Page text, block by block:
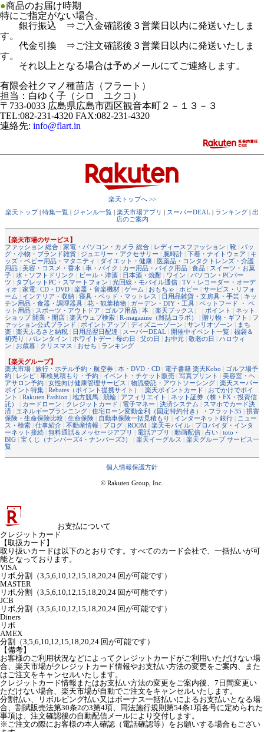
●商品のお届け時期
特にご指定がない場合、
銀行振込 ⇒ご入金確認後３営業日以内に発送いたしま
す。
代金引換 ⇒ご注文確認後３営業日以内に発送いたしま
す。
それ以上となる場合は予めメールにてご連絡します。
有限会社クマノ種苗店（フラート）
担当：白ゆく子（シロ ユクコ）
〒733-0033 広島県広島市西区観音本町２－１３－３
TEL:082-231-4320 FAX:082-231-4320
連絡先: info@flart.in
楽天トップへ >>
楽天トップ| 特集一覧 | ジャンル一覧 | 楽天市場アプリ | スーパーDEAL | ランキング | 出
店のご案内
【楽天市場のサービス】
ファッション 総合 | 家電・パソコン・カメラ 総合 | レディースファッション | 靴 | バッ
グ・小物・ブランド雑貨 | ジュエリー・アクセサリー | 腕時計 | 下着・ナイトウェア | キ
ッズ・ベビー用品・マタニティ | ダイエット・健康 | 医薬品・コンタクトレンズ・介護
用品 | 美容・コスメ・香水 | 車・バイク | カー用品・バイク用品 | 食品 | スイーツ・お菓
子 | 水・ソフトドリンク | ビール・洋酒 | 日本酒・焼酎 | ワイン | パソコン・PCパー
ツ | タブレットPC・スマートフォン | 光回線・モバイル通信 | TV・レコーダー・オーデ
ィオ | 家電 | CD・DVD | 楽器・音楽機材 | ゲーム | おもちゃ | ホビー | サービス・リフォ
ーム | インテリア・収納 | 寝具・ベッド・マットレス | 日用品雑貨・文房具・手芸 | キッ
チン用品・食器・調理器具 | 花・観葉植物 | ガーデン・DIY・工具 | ペットフード ・ ペ
ット用品 | スポーツ・アウトドア | ゴルフ用品 | 本 （楽天ブックス ） | ポイント | ネット
ショップ 開業・開店 | 楽天ウェブ検索 | R-magazine（雑誌コラボ） | 贈り物・ギフト | フ
ァッション公式ブランド | ポイントアップ| ディズニーゾーン | サンリオゾーン | まち
楽 | 楽天ふるさと納税 | 日用品翌日配達 | スーパーDEAL | 開催中イベント一覧 | 福袋＆
初売り | バレンタイン | ホワイトデー | 母の日 | 父の日 | お中元 | 敬老の日 | ハロウィ
ン | お歳暮 | クリスマス | おせち | ランキング
【楽天グループ】
楽天市場 | 旅行・ホテル予約・航空券 | 本・DVD・CD | 電子書籍 楽天Kobo | ゴルフ場予
約 | レシピ | 車検見積もり・予約 | イベント・チケット販売 | 写真プリント | 美容室・ヘ
アサロン予約 | 女性向け健康管理サービス | 物流委託・アウトソーシング | 楽天スーパー
ポイント特集 | Rebates（ポイント提携サイト） | 楽天ポイントカード | おでかけでポイ
ント | Rakuten Fashion | 地方競馬 | 競輪 | アフィリエイト | ネット証券（株・FX・投資信
託）
| カードローン | クレジットカード | 電子マネー | 決済システム | スマホでカード決
済 | エネルギープランニング | 住宅ローン変動金利（固定特約付き）・フラット35 | 損害
保険・生命保険比較 | 生命保険 | 自動車保険一括見積もり | インターネット銀行 | ニュー
ス・検索 | 仕事紹介 | 不動産情報 | ブログ | ROOM | 楽天モバイル | プロバイダ・インタ
ーネット接続 | 無料通話＆メッセージアプリ | 電話アプリ | 動画配信 | 占い | toto・
BIG | 宝くじ（ナンバーズ4・ナンバーズ3） | 楽天イーグルス | 楽天グループ サービス一
覧
個人情報保護方針
© Rakuten Group, Inc.
お支払について
クレジットカード
【取扱カード】
取り扱いカードは以下のとおりです。すべてのカード会社で、一括払いが可
能となっております。
VISA
リボ,分割（3,5,6,10,12,15,18,20,24 回が可能です）
MASTER
リボ,分割（3,5,6,10,12,15,18,20,24 回が可能です）
JCB
リボ,分割（3,5,6,10,12,15,18,20,24 回が可能です）
Diners
リボ
AMEX
分割（3,5,6,10,12,15,18,20,24 回が可能です）
【備考】
お客様のご利用状況などによってクレジットカードがご利用いただけない場
合、楽天市場がクレジットカード情報やお支払い方法の変更をご案内、また
はご注文をキャンセルいたします。
クレジットカード情報またはお支払い方法の変更をご案内後、7日間変更い
ただけない場合、楽天市場が自動でご注文をキャンセルいたします。
分割払い、リボルビング払い又はボーナス一括払いによるお支払いとなる場
合、割賦販売法第30条2の3第4項、同法施行規則第54条1項各号に定められた
事項は、注文確認後の自動配信メールにより交付します。
※ご注文の際にお客様の本人確認（電話確認等）をお願いする場合もござい